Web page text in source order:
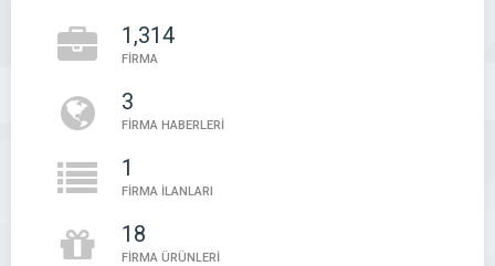
1,314
FİRMA
3
FİRMA HABERLERİ
1
FİRMA İLANLARI
18
FİRMA ÜRÜNLERİ